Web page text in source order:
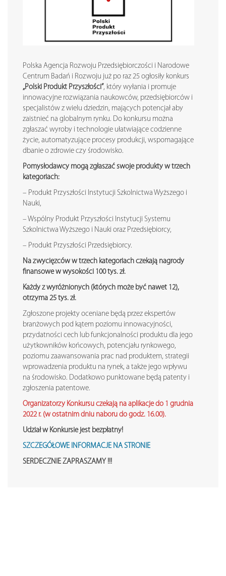
Polska Agencja Rozwoju Przedsiębiorczości i Narodowe
Centrum Badań i Rozwoju już po raz 25 ogłosiły konkurs
„Polski Produkt Przyszłości”, który wyłania i promuje
innowacyjne rozwiązania naukowców, przedsiębiorców i
specjalistów z wielu dziedzin, mających potencjał aby
zaistnieć na globalnym rynku. Do konkursu można
zgłaszać wyroby i technologie ułatwiające codzienne
życie, automatyzujące procesy produkcji, wspomagające
dbanie o zdrowie czy środowisko.
Pomysłodawcy mogą zgłaszać swoje produkty w trzech
kategoriach:
– Produkt Przyszłości Instytucji Szkolnictwa Wyższego i
Nauki,
– Wspólny Produkt Przyszłości Instytucji Systemu
Szkolnictwa Wyższego i Nauki oraz Przedsiębiorcy,
– Produkt Przyszłości Przedsiębiorcy.
Na zwycięzców w trzech kategoriach czekają nagrody
finansowe w wysokości 100 tys. zł.
Każdy z wyróżnionych (których może być nawet 12),
otrzyma 25 tys. zł.
Zgłoszone projekty oceniane będą przez ekspertów
branżowych pod kątem poziomu innowacyjności,
przydatności cech lub funkcjonalności produktu dla jego
użytkowników końcowych, potencjału rynkowego,
poziomu zaawansowania prac nad produktem, strategii
wprowadzenia produktu na rynek, a także jego wpływu
na środowisko. Dodatkowo punktowane będą patenty i
zgłoszenia patentowe.
Organizatorzy Konkursu czekają na aplikacje do 1 grudnia
2022 r. (w ostatnim dniu naboru do godz. 16.00).
Udział w Konkursie jest bezpłatny!
SZCZEGÓŁOWE INFORMACJE NA STRONIE
SERDECZNIE ZAPRASZAMY !!!